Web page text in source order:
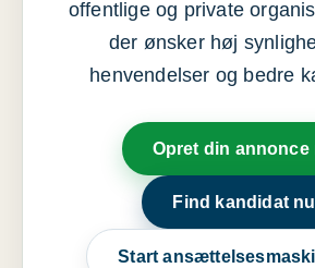
offentlige og private
der ønsker høj
henvendelser og bedre
Opret din annonce
Find kandidat nu
Start